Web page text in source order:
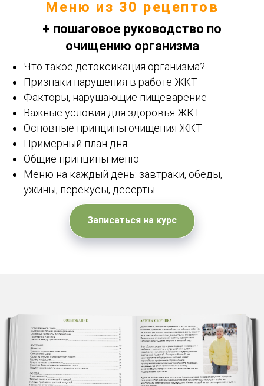
Меню из 30 рецептов
+ пошаговое руководство по
очищению организма
Что такое детоксикация организма?
Признаки нарушения в работе ЖКТ
Факторы, нарушающие пищеварение
Важные условия для здоровья ЖКТ
Основные принципы очищения ЖКТ
Примерный план дня
Общие принципы меню
Меню на каждый день: завтраки, обеды,
ужины, перекусы, десерты.
Записаться на курс